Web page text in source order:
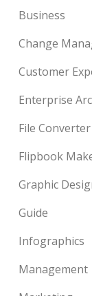
Business
Change
Customer
Enterprise
File Converter
Flipbook
Graphic
Guide
Infographics
Management